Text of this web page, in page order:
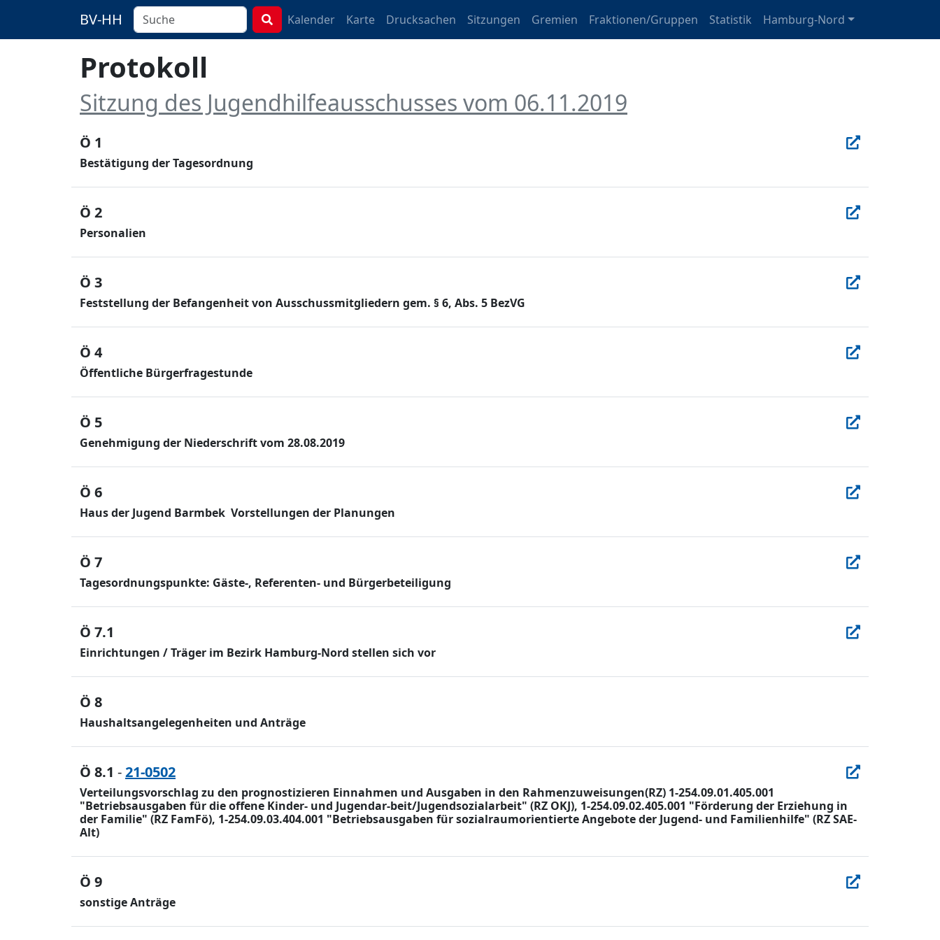
BV-HH Kalender Karte Drucksachen Sitzungen Gremien Fraktionen/Gruppen Statistik Hamburg-Nord
Protokoll
Sitzung des Jugendhilfeausschusses vom 06.11.2019
Ö 1
Bestätigung der Tagesordnung
Ö 2
Personalien
Ö 3
Feststellung der Befangenheit von Ausschussmitgliedern gem. § 6, Abs. 5 BezVG
Ö 4
Öffentliche Bürgerfragestunde
Ö 5
Genehmigung der Niederschrift vom 28.08.2019
Ö 6
Haus der Jugend Barmbek  Vorstellungen der Planungen
Ö 7
Tagesordnungspunkte: Gäste-, Referenten- und Bürgerbeteiligung
Ö 7.1
Einrichtungen / Träger im Bezirk Hamburg-Nord stellen sich vor
Ö 8
Haushaltsangelegenheiten und Anträge
Ö 8.1 -21-0502
Verteilungsvorschlag zu den prognostizieren Einnahmen und Ausgaben in den Rahmenzuweisungen(RZ) 1-254.09.01.405.001
"Betriebsausgaben für die offene Kinder- und Jugendar-beit/Jugendsozialarbeit" (RZ OKJ), 1-254.09.02.405.001 "Förderung der Erziehung in
der Familie" (RZ FamFö), 1-254.09.03.404.001 "Betriebsausgaben für sozialraumorientierte Angebote der Jugend- und Familienhilfe" (RZ SAE-
Alt)
Ö 9
sonstige Anträge